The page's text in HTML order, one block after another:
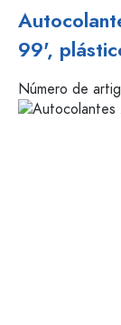
99',
Número de